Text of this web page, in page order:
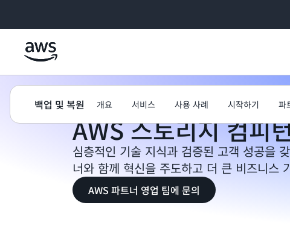
백업 및 복원 개요 서비스 사용 사례 시작하기 파
AWS 스토리지 컴피
심층적인 기술 지식과 검증된 고객 성공을
너와 함께 혁신을 주도하고 더 큰 비즈니스
AWS 파트너 영업 팀에 문의